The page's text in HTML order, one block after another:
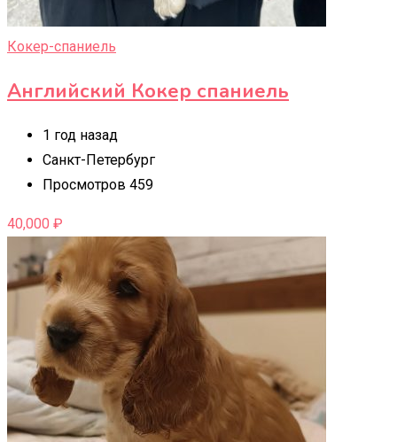
Кокер-спаниель
Английский Кокер спаниель
1 год назад
Санкт-Петербург
Просмотров 459
40,000 ₽